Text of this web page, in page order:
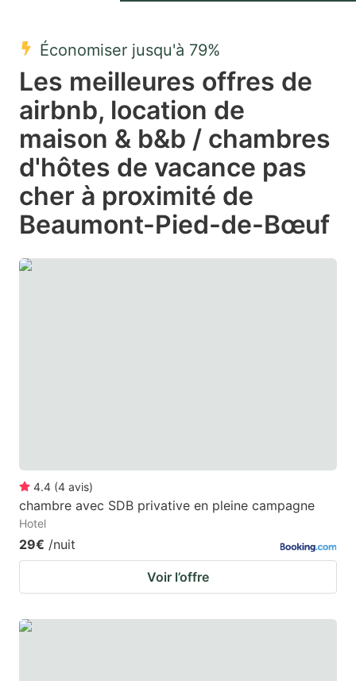
select
date.
Press
the
question
mark
key
select
a
date.
Press
question
mark
key
Économiser jusqu'à 79%
Les meilleures offres de
airbnb, location de
maison & b&b / chambres
d'hôtes de vacance pas
cher à proximité de
Beaumont-Pied-de-Bœuf
4.4 (4 avis)
chambre avec SDB privative en pleine campagne
Hotel
29€ /nuit
Voir l’offre